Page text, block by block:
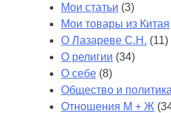
Мои статьи (3)
Мои товары из Китая
О Лазареве С.Н. (11)
О религии (34)
О себе (8)
Общество и политика
Отношения М + Ж